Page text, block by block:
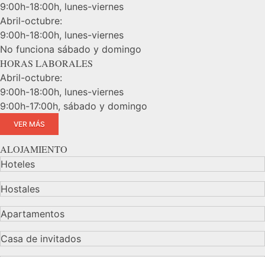
9:00h-18:00h, lunes-viernes
Abril-octubre:
9:00h-18:00h, lunes-viernes
No funciona sábado y domingo
HORAS LABORALES
Abril-octubre:
9:00h-18:00h, lunes-viernes
9:00h-17:00h, sábado y domingo
VER MÁS
ALOJAMIENTO
Hoteles
Hostales
Apartamentos
Casa de invitados